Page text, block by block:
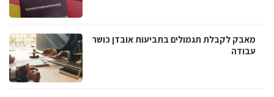
מאבק לקבלת תגמולים בתביעות אובדן כושר
עבודה